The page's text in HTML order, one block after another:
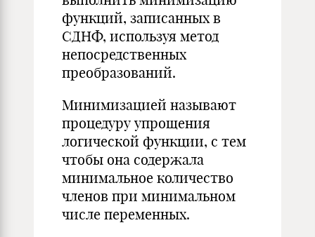
функций, записанных в
СДНФ, используя метод
непосредственных
преобразований.
Минимизацией называют
процедуру упрощения
логической функции, с тем
чтобы она содержала
минимальное количество
членов при минимальном
числе переменных.